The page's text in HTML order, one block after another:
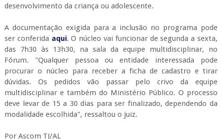
desenvolvimento da criança ou adolescente.
A documentação exigida para a inclusão no programa pode
ser conferida aqui. O núcleo vai funcionar de segunda a sexta,
das 7h30 às 13h30, na sala da equipe multidisciplinar, no
Fórum. "Qualquer pessoa ou entidade interessada pode
procurar o núcleo para receber a ficha de cadastro e tirar
dúvidas. Os pedidos vão passar pelo crivo da equipe
multidisciplinar e também do Ministério Público. O processo
deve levar de 15 a 30 dias para ser finalizado, dependendo da
modalidade escolhida", ressaltou o juiz.
Por Ascom TJ/AL